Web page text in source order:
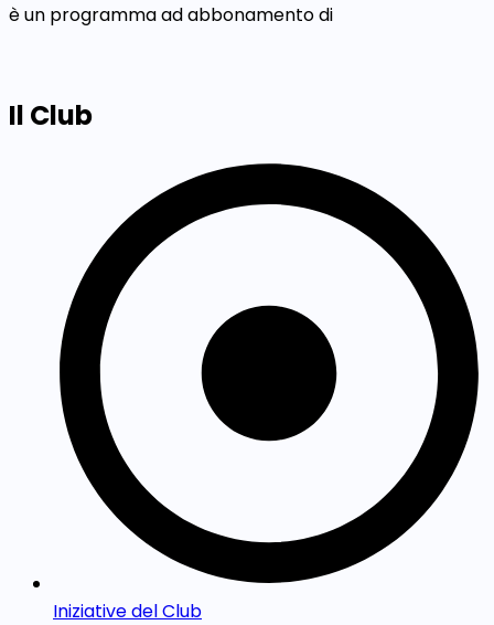
è un programma ad abbonamento di
Il Club
Iniziative del Club